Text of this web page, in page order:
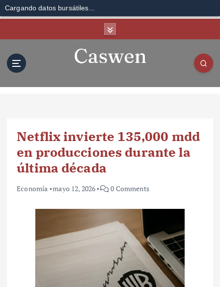
Cargando datos bursátiles...
Netflix invierte 135,000 mdd
en producciones durante la
última década
Economía mayo 12, 2026 0 Comments